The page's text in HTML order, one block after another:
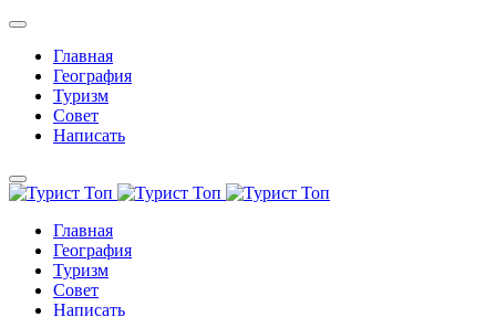
Главная
География
Туризм
Совет
Написать
Главная
География
Туризм
Совет
Написать